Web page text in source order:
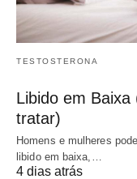
TESTOSTERONA
Libido em
tratar)
Homens e mulheres
libido em baixa,…
4 dias atrás